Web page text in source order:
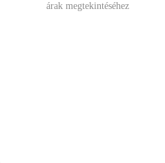
árak megtekintéséhez